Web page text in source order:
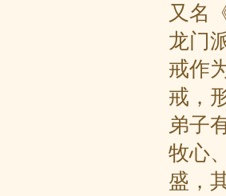
又名
龙门
戒作
戒，
弟子
牧心
盛，